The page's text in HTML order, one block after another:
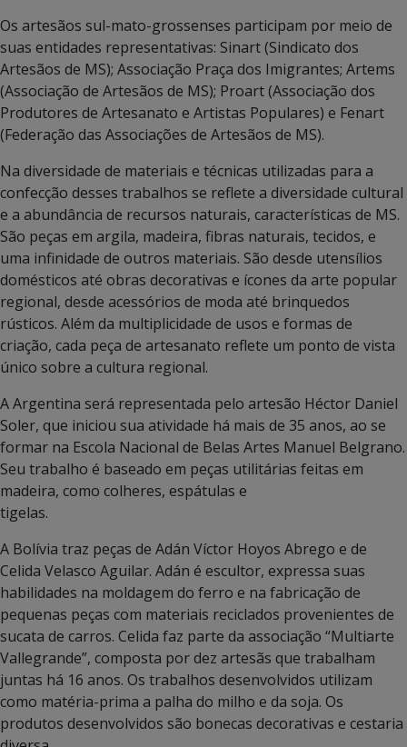
Os artesãos sul-mato-grossenses participam por meio de
suas entidades representativas: Sinart (Sindicato dos
Artesãos de MS); Associação Praça dos Imigrantes; Artems
(Associação de Artesãos de MS); Proart (Associação dos
Produtores de Artesanato e Artistas Populares) e Fenart
(Federação das Associações de Artesãos de MS).
Na diversidade de materiais e técnicas utilizadas para a
confecção desses trabalhos se reflete a diversidade cultural
e a abundância de recursos naturais, características de MS.
São peças em argila, madeira, fibras naturais, tecidos, e
uma infinidade de outros materiais. São desde utensílios
domésticos até obras decorativas e ícones da arte popular
regional, desde acessórios de moda até brinquedos
rústicos. Além da multiplicidade de usos e formas de
criação, cada peça de artesanato reflete um ponto de vista
único sobre a cultura regional.
A Argentina será representada pelo artesão Héctor Daniel
Soler, que iniciou sua atividade há mais de 35 anos, ao se
formar na Escola Nacional de Belas Artes Manuel Belgrano.
Seu trabalho é baseado em peças utilitárias feitas em
madeira, como colheres, espátulas e
tigelas.
A Bolívia traz peças de Adán Víctor Hoyos Abrego e de
Celida Velasco Aguilar. Adán é escultor, expressa suas
habilidades na moldagem do ferro e na fabricação de
pequenas peças com materiais reciclados provenientes de
sucata de carros. Celida faz parte da associação “Multiarte
Vallegrande”, composta por dez artesãs que trabalham
juntas há 16 anos. Os trabalhos desenvolvidos utilizam
como matéria-prima a palha do milho e da soja. Os
produtos desenvolvidos são bonecas decorativas e cestaria